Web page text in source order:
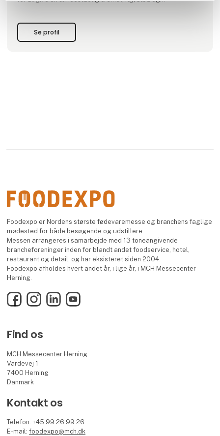
Siden 1932 har Chocomel bevist at være en fantastisk
kombination, som kan nydes iskold og på farten e
Se profil
Foodexpo er Nordens største fødevaremesse og branchens faglige
mødested for både besøgende og udstillere.
Messen arrangeres i samarbejde med 13 toneangivende
brancheforeninger inden for blandt andet foodservice, hotel,
restaurant og detail, og har eksisteret siden 2004.
Foodexpo afholdes hvert andet år, i lige år, i MCH Messecenter
Herning.
FacebookInstagramLinkedInYouTube
Find os
MCH Messecenter Herning
Vardevej 1
7400 Herning
Danmark
Kontakt os
Telefon: +45 99 26 99 26
E-mail:foodexpo@mch.dk